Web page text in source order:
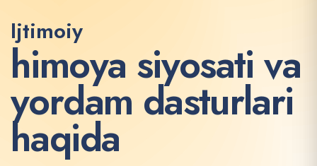
Ijtimoiy
himoya siyosati va
yordam dasturlari
haqida